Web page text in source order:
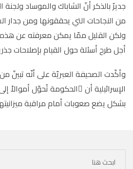
جديرٌ بالذكر أنّ الشاباك والموساد
من النجاحات التي يحققونها ومن جدار
ولكن القليل ممّا يمكن معرفته عن
أجل طرح أسئلة حول القيام بإصلاحات
وأكّدت الصحيفة العبريّة على أنّه تبينّ
الإسرائيلية أن ّالحكومة تُحوّل أموالاً
بشكل يضع صعوبات أمام مراقبة